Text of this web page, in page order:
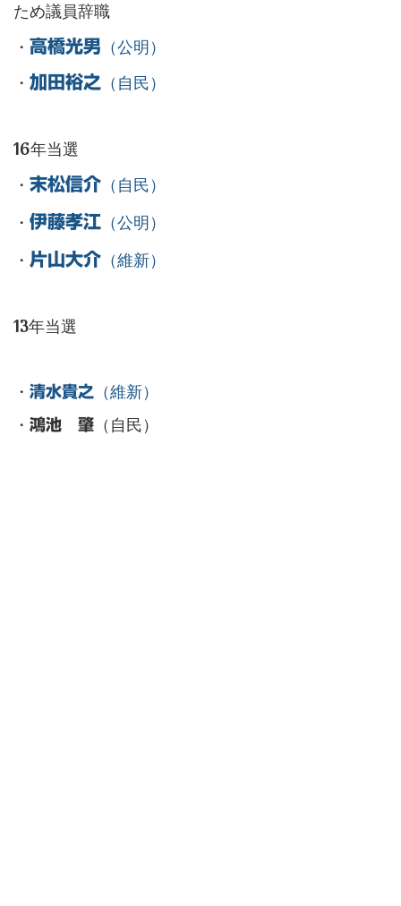
ため議員辞職
・ 高橋光男 （公明）
・ 加田裕之 （自民）
16年当選
・ 末松信介 （自民）
・ 伊藤孝江 （公明）
・ 片山大介 （維新）
13年当選
・ 清水貴之
（維新）
・ 鴻池 肇 （自民）